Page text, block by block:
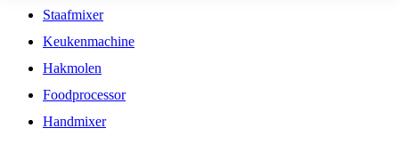
Staafmixer
Keukenmachine
Hakmolen
Foodprocessor
Handmixer